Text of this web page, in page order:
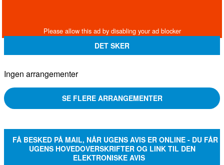
DET SKER
Ingen arrangementer
SE FLERE ARRANGEMENTER
FÅ BESKED PÅ MAIL, NÅR UGENS AVIS ER ONLINE - DU FÅR
UGENS HOVEDOVERSKRIFTER OG LINK TIL DEN
ELEKTRONISKE AVIS